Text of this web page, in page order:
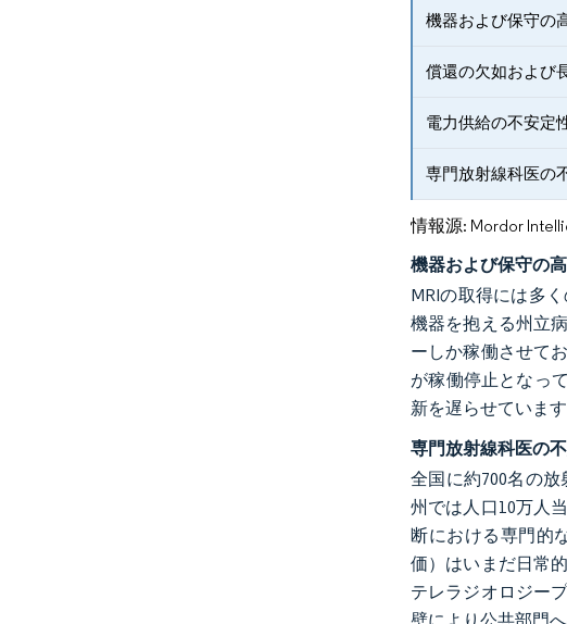
機器および保守の
償還の欠如および
電力供給の不安定
専門放射線科医の
情報源: Mordor
機器および保守の
MRIの取得には多
機器を抱える州立
ーしか稼働させて
が稼働停止となっ
新を遅らせています
専門放射線科医の
全国に約700名の
州では人口10万人
断における専門的
価）はいまだ日常
テレラジオロジー